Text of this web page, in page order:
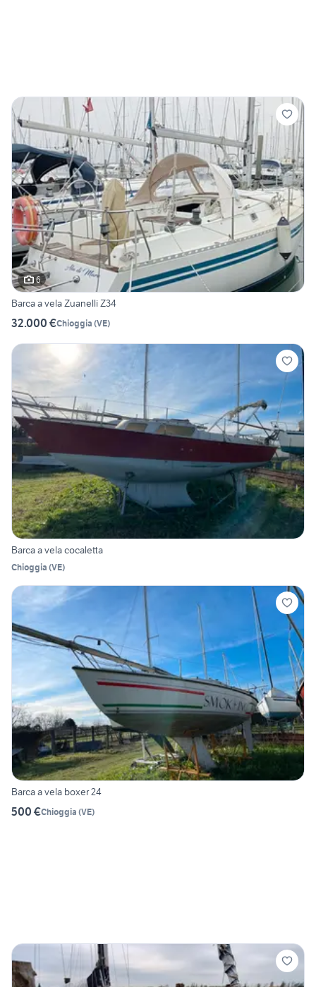
6
Barca a vela Zuanelli Z34
32.000 €Chioggia (VE)
Barca a vela cocaletta
Chioggia (VE)
Barca a vela boxer 24
500 €Chioggia (VE)